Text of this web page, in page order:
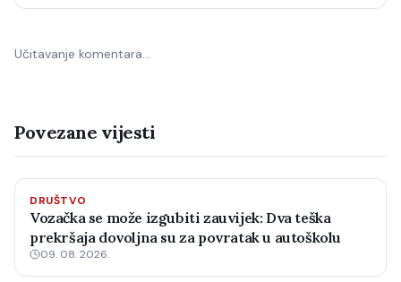
Učitavanje komentara…
Povezane vijesti
DRUŠTVO
Vozačka se može izgubiti zauvijek: Dva teška
prekršaja dovoljna su za povratak u autoškolu
09. 08. 2026.